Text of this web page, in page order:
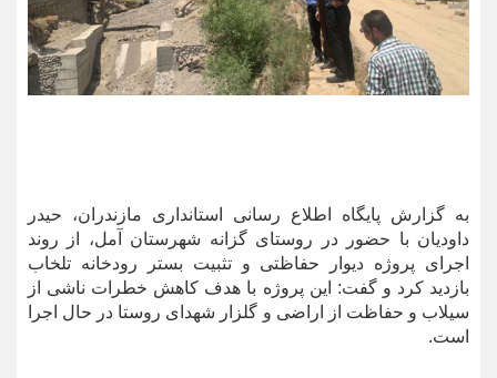
به گزارش پایگاه اطلاع رسانی استانداری مازندران، حیدر
داودیان با حضور در روستای گزانه شهرستان آمل، از روند
اجرای پروژه دیوار حفاظتی و تثبیت بستر رودخانه تلخاب
بازدید کرد و گفت: این پروژه با هدف کاهش خطرات ناشی از
سیلاب و حفاظت از اراضی و گلزار شهدای روستا در حال اجرا
است.